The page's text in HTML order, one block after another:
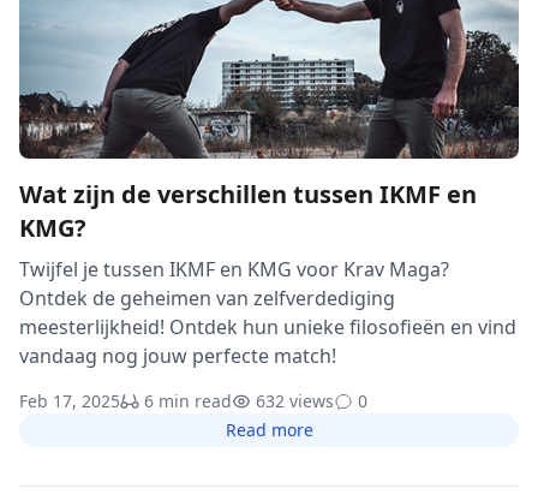
Wat zijn de verschillen tussen IKMF en
KMG?
Twijfel je tussen IKMF en KMG voor Krav Maga?
Ontdek de geheimen van zelfverdediging
meesterlijkheid! Ontdek hun unieke filosofieën en vind
vandaag nog jouw perfecte match!
Feb 17, 2025 6 min read 632 views
0
Read more